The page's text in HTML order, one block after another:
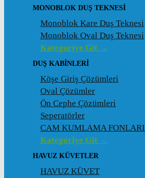
MONOBLOK DUŞ TEKNESI
Monoblok Kare Duş Teknesi
Monoblok Oval Duş Teknesi
Kategoriye Git →
DUŞ KABINLERI
Köşe Giriş Çözümleri
Oval Çözümler
Ön Cephe Çözümleri
Seperatörler
CAM KUMLAMA FONLARI
Kategoriye Git →
HAVUZ KÜVETLER
HAVUZ KÜVET